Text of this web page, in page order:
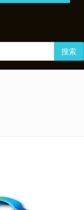
搜索